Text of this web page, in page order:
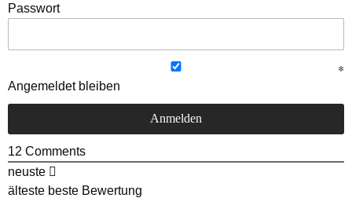
Passwort
Angemeldet bleiben
12 Comments
neuste
älteste beste Bewertung